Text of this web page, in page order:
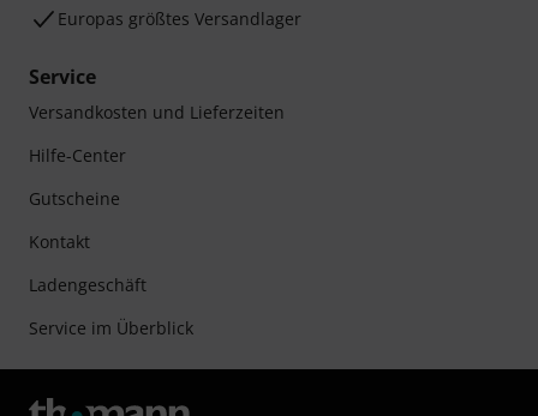
Europas größtes Versandlager
Service
Versandkosten und Lieferzeiten
Hilfe-Center
Gutscheine
Kontakt
Ladengeschäft
Service im Überblick